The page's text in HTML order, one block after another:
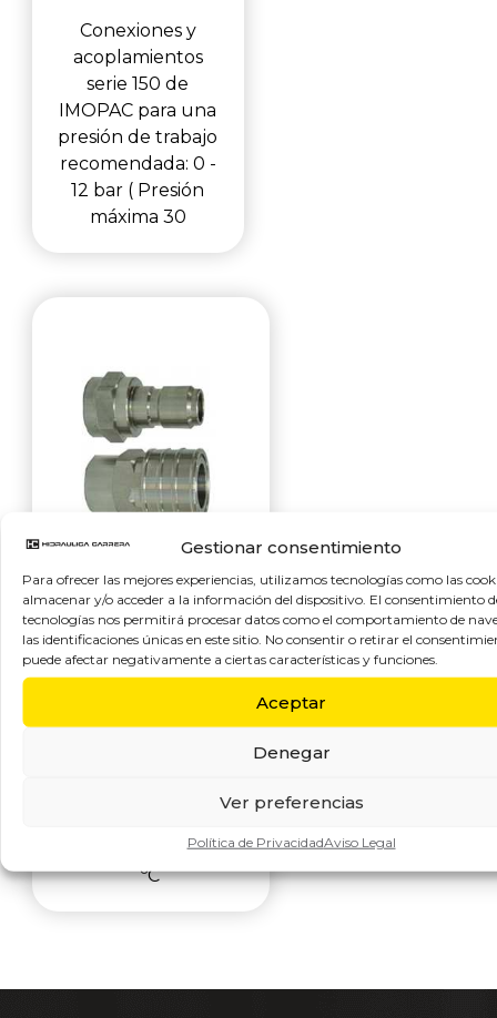
Gestionar consentimiento
Para ofrecer las mejores experiencias, utilizamos tecnologías como las
almacenar y/o acceder a la información del dispositivo. El consentimiento
tecnologías nos permitirá procesar datos como el comportamiento de
las identificaciones únicas en este sitio. No consentir o retirar el
puede afectar negativamente a ciertas características y funciones.
Aceptar
Denegar
Ver preferencias
Política de PrivacidadAviso Legal
Conexiones y
acoplamientos
serie 150 de
IMOPAC para una
presión de trabajo
recomendada: 0 -
12 bar ( Presión
máxima 30
IMOPAC
CONEXIONES
HIDROLIMPIADORA.
bar Temperatura: -20
ºC